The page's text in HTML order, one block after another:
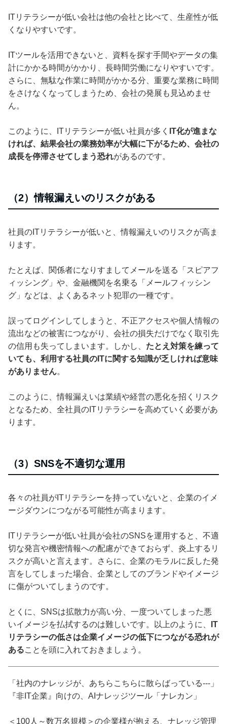
ITリテラシーが低い会社は他の会社と比べて、生産性が低
くなりやすいです。
ITツールを活用できないと、資料を探す手間やデータの集
計にかかる時間がかかり、長時間労働になりやすいです。
さらに、無駄な作業に時間がかかる分、重要な業務に時間
をさけなくなってしまうため、会社の発展も見込めませ
ん。
このように、ITリテラシーが低い社員が多く IT化が進まな
ければ、結果会社の業務効率が大幅に下がるため、会社の
成長を停滞させてしまう恐れがあるのです。
（2）情報漏えいのリスクがある
社員のITリテラシーが低いと、情報漏えいのリスクが高ま
ります。
たとえば、関係者になりすましてメールを送る「スピアフ
ィッシング」や、金融機関を名乗る「メールフィッシン
グ」などは、よくあるネット犯罪の一種です。
誤ってログインしてしまうと、不正アクセスや個人情報の
流出などの被害につながり、会社の損失だけでなく取引先
の信用も失ってしまいます。しかし、 たとえ対策を練って
いても、利用する社員のITに関する知識が乏しければ意味
がありません。
このように、情報漏えいは業績や経営の悪化を招くリスク
となるため、全社員のITリテラシーを高めていく必要があ
ります。
（3）SNSを不適切な運用
各々の社員がITリテラシーを持っていないと、企業のイメ
ージダウンにつながる可能性が高まります。
ITリテラシーが低い社員が会社のSNSを運用すると、不適
切な発言や機密情報への配慮ができておらず、炎上するリ
スクが高いと言えます。さらに、企業のモラルに反した発
言をしてしまった場合、企業としてのブランドやイメージ
に傷がついてしまうのです。
とくに、SNSは拡散力が高い分、一度ついてしまった悪
いイメージを払拭するのは難しいです。以上のように、
IT
リテラシーの低さは企業イメージの低下につながる恐れが
あることを頭に入れておきましょう。
「社内のナレッジが、あちらこちらに散らばっている---」
『非IT企業』向けの、AIナレッジツール「ナレカン」
＜100人～数万名規模＞の企業様が抱える、ナレッジ管理